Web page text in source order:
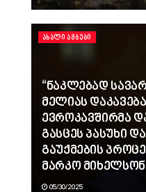
ᲐᲮᲐᲚᲘ ᲐᲛᲑᲔᲑᲘ
“ნაკლებად
მელიას
ევროკავშირმა
გასცეს პასუხი
გაუქმების
მარკო
05/30/2025